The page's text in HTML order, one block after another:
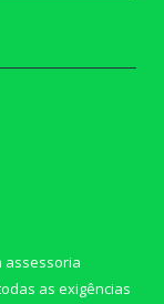
assessoria
as exigências